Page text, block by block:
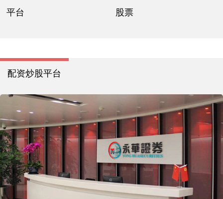
平台 股票
配资炒股平台